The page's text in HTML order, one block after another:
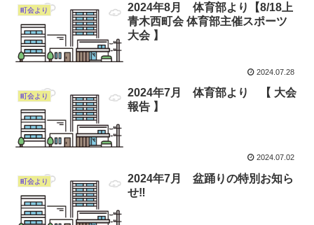
町会より
2024年8月 体育部より【8/18上
青木西町会 体育部主催スポーツ
大会 】
2024.07.28
町会より
2024年7月 体育部より 【 大会
報告 】
2024.07.02
町会より
2024年7月 盆踊りの特別お知ら
せ‼︎